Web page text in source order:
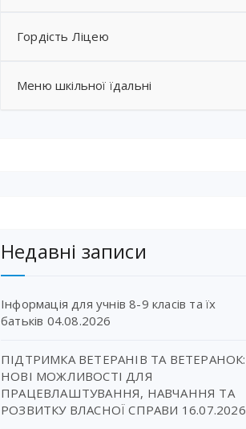
Гордість Ліцею
Меню шкільної їдальні
Недавні записи
Інформація для учнів 8-9 класів та їх
батьків 04.08.2026
ПІДТРИМКА ВЕТЕРАНІВ ТА ВЕТЕРАНОК:
НОВІ МОЖЛИВОСТІ ДЛЯ
ПРАЦЕВЛАШТУВАННЯ, НАВЧАННЯ ТА
РОЗВИТКУ ВЛАСНОЇ СПРАВИ 16.07.2026